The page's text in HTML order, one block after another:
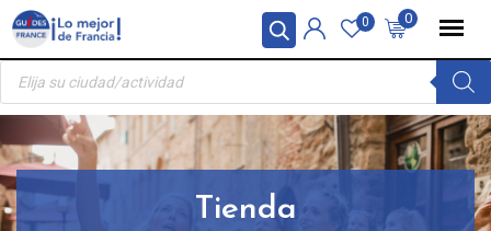
Panel de gestión de cookies
Skip
content
0
0
Búsqueda
productos
Tienda